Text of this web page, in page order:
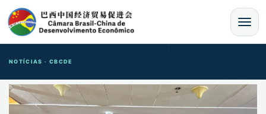
MENU
NOTÍCIAS · CBCDE